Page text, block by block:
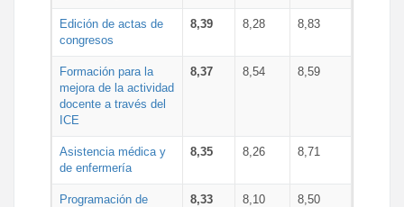
Edición de actas de
congresos
8,39 8,28 8,83
Formación para la
mejora de la actividad
docente a través del
ICE
8,37 8,54 8,59
Asistencia médica y
de enfermería
8,35 8,26 8,71
Programación de
8,33 8,10 8,50